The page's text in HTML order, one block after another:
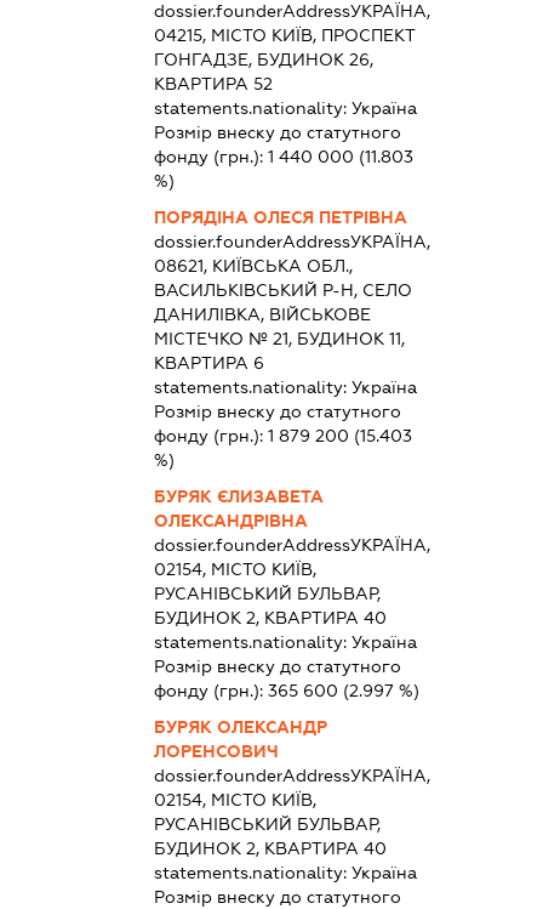
dossier.founderAddressУКРАЇНА,
04215, МІСТО КИЇВ, ПРОСПЕКТ
ГОНГАДЗЕ, БУДИНОК 26,
КВАРТИРА 52
statements.nationality:Україна
Розмір внеску до статутного
фонду (грн.):1 440 000 (11.803
%)
ПОРЯДІНА ОЛЕСЯ ПЕТРІВНА
dossier.founderAddressУКРАЇНА,
08621, КИЇВСЬКА ОБЛ.,
ВАСИЛЬКІВСЬКИЙ Р-Н, СЕЛО
ДАНИЛІВКА, ВІЙСЬКОВЕ
МІСТЕЧКО № 21, БУДИНОК 11,
КВАРТИРА 6
statements.nationality:Україна
Розмір внеску до статутного
фонду (грн.):1 879 200 (15.403
%)
БУРЯК ЄЛИЗАВЕТА
ОЛЕКСАНДРІВНА
dossier.founderAddressУКРАЇНА,
02154, МІСТО КИЇВ,
РУСАНІВСЬКИЙ БУЛЬВАР,
БУДИНОК 2, КВАРТИРА 40
statements.nationality:Україна
Розмір внеску до статутного
фонду (грн.):365 600 (2.997 %)
БУРЯК ОЛЕКСАНДР
ЛОРЕНСОВИЧ
dossier.founderAddressУКРАЇНА,
02154, МІСТО КИЇВ,
РУСАНІВСЬКИЙ БУЛЬВАР,
БУДИНОК 2, КВАРТИРА 40
statements.nationality:Україна
Розмір внеску до статутного